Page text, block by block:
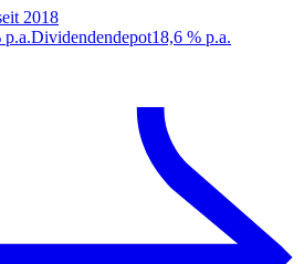
2018
p.a.Dividendendepot18,6 % p.a.